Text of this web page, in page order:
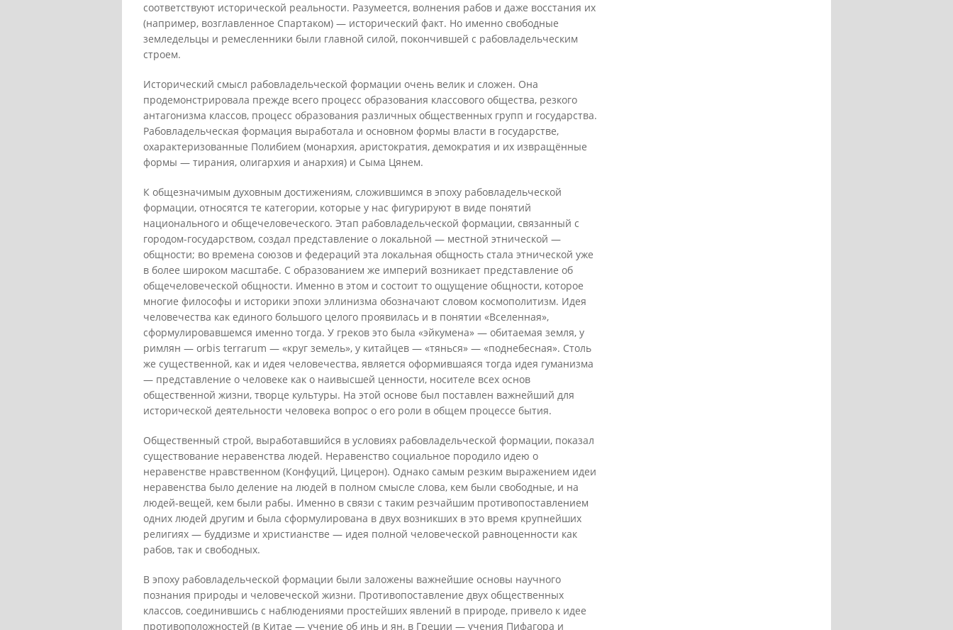
соответствуют исторической реальности. Разумеется, волнения рабов и даже восстания их
(например, возглавленное Спартаком) — исторический факт. Но именно свободные
земледельцы и ремесленники были главной силой, покончившей с рабовладельческим
строем.
Исторический смысл рабовладельческой формации очень велик и сложен. Она
продемонстрировала прежде всего процесс образования классового общества, резкого
антагонизма классов, процесс образования различных общественных групп и государства.
Рабовладельческая формация выработала и основном формы власти в государстве,
охарактеризованные Полибием (монархия, аристократия, демократия и их извращённые
формы — тирания, олигархия и анархия) и Сыма Цянем.
К общезначимым духовным достижениям, сложившимся в эпоху рабовладельческой
формации, относятся те категории, которые у нас фигурируют в виде понятий
национального и общечеловеческого. Этап рабовладельческой формации, связанный с
городом-государством, создал представление о локальной — местной этнической —
общности; во времена союзов и федераций эта локальная общность стала этнической уже
в более широком масштабе. С образованием же империй возникает представление об
общечеловеческой общности. Именно в этом и состоит то ощущение общности, которое
многие философы и историки эпохи эллинизма обозначают словом космополитизм. Идея
человечества как единого большого целого проявилась и в понятии «Вселенная»,
сформулировавшемся именно тогда. У греков это была «эйкумена» — обитаемая земля, у
римлян — orbis terrarum — «круг земель», у китайцев — «тянься» — «поднебесная». Столь
же существенной, как и идея человечества, является оформившаяся тогда идея гуманизма
— представление о человеке как о наивысшей ценности, носителе всех основ
общественной жизни, творце культуры. На этой основе был поставлен важнейший для
исторической деятельности человека вопрос о его роли в общем процессе бытия.
Общественный строй, выработавшийся в условиях рабовладельческой формации, показал
существование неравенства людей. Неравенство социальное породило идею о
неравенстве нравственном (Конфуций, Цицерон). Однако самым резким выражением идеи
неравенства было деление на людей в полном смысле слова, кем были свободные, и на
людей-вещей, кем были рабы. Именно в связи с таким резчайшим противопоставлением
одних людей другим и была сформулирована в двух возникших в это время крупнейших
религиях — буддизме и христианстве — идея полной человеческой равноценности как
рабов, так и свободных.
В эпоху рабовладельческой формации были заложены важнейшие основы научного
познания природы и человеческой жизни. Противопоставление двух общественных
классов, соединившись с наблюдениями простейших явлений в природе, привело к идее
противоположностей (в Китае — учение об инь и ян, в Греции — учения Пифагора и